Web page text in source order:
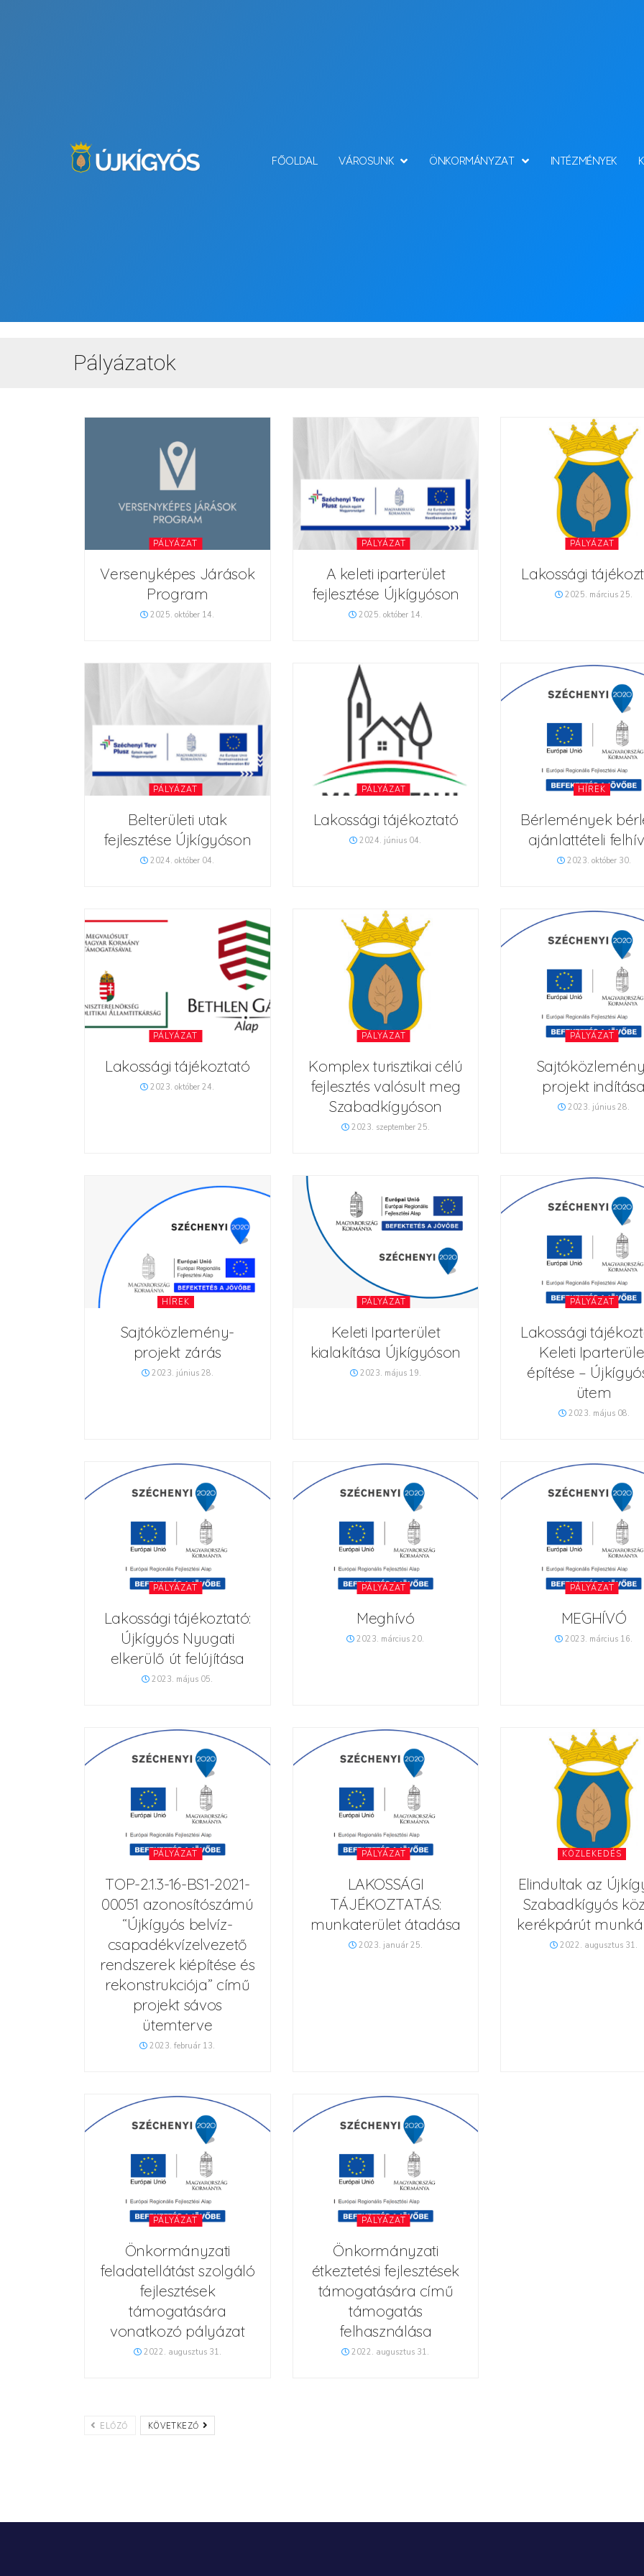
FŐOLDAL VÁROSUNK ÖNKORMÁNYZAT INTÉZMÉNYEK
Pályázatok
PÁLYÁZAT
Versenyképes Járások
Program
2025. október 14.
PÁLYÁZAT
A keleti iparterület
fejlesztése Újkígyóson
2025. október 14.
PÁLYÁZAT
Lakossági
2025. március 25.
PÁLYÁZAT
Belterületi utak
fejlesztése Újkígyóson
2024. október 04.
PÁLYÁZAT
Lakossági tájékoztató
2024. június 04.
HÍREK
Bérlemények
ajánlattételi
2023. október 30.
PÁLYÁZAT
Lakossági tájékoztató
2023. október 24.
PÁLYÁZAT
Komplex turisztikai célú
fejlesztés valósult meg
Szabadkígyóson
2023. szeptember 25.
PÁLYÁZAT
projekt indítása
2023. június 28.
HÍREK
Sajtóközlemény-
projekt zárás
2023. június 28.
PÁLYÁZAT
Keleti Iparterület
kialakítása Újkígyóson
2023. május 19.
PÁLYÁZAT
Lakossági
Keleti
építése –
ütem
2023. május 08.
PÁLYÁZAT
Lakossági tájékoztató:
Újkígyós Nyugati
elkerülő út felújítása
2023. május 05.
PÁLYÁZAT
Meghívó
2023. március 20.
PÁLYÁZAT
MEGHÍVÓ
2023. március 16.
PÁLYÁZAT
TOP-2.1.3-16-BS1-2021-
00051 azonosítószámú
“Újkígyós belvíz-
csapadékvízelvezető
rendszerek kiépítése és
rekonstrukciója” című
projekt sávos
ütemterve
2023. február 13.
PÁLYÁZAT
LAKOSSÁGI
TÁJÉKOZTATÁS:
munkaterület átadása
2023. január 25.
KÖZLEKEDÉS
Elindultak az
Szabadkígyós
kerékpárút
2022. augusztus 31.
PÁLYÁZAT
Önkormányzati
feladatellátást szolgáló
fejlesztések
támogatására
vonatkozó pályázat
2022. augusztus 31.
PÁLYÁZAT
Önkormányzati
étkeztetési fejlesztések
támogatására című
támogatás
felhasználása
2022. augusztus 31.
ELŐZŐ KÖVETKEZŐ